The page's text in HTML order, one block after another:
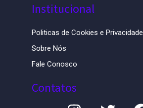
Institucional
Politicas de Cookies e Privacidade
Sobre Nós
Fale Conosco
Contatos